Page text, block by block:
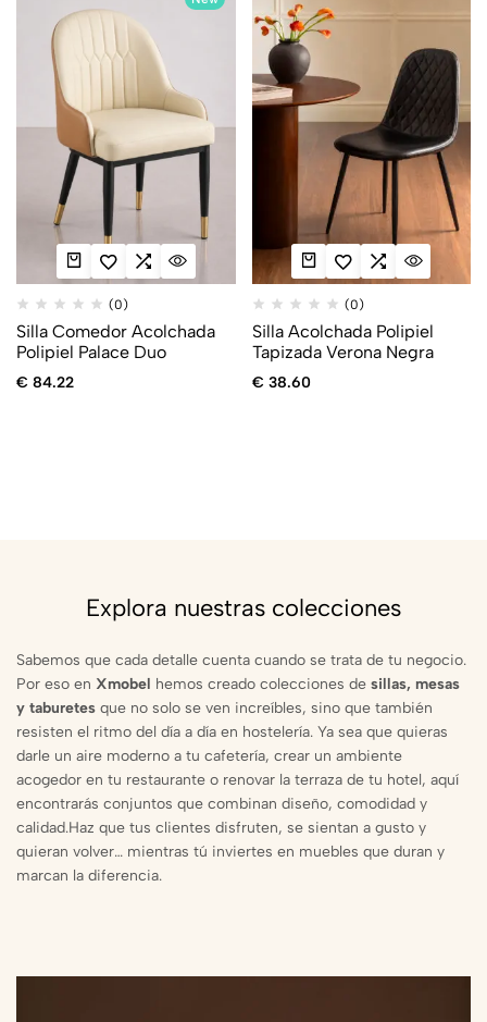
(0)
Silla Comedor Acolchada
Polipiel Palace Duo
€ 84.22
(0)
Silla Acolchada Polipiel
Tapizada Verona Negra
€ 38.60
Explora nuestras colecciones
Sabemos que cada detalle cuenta cuando se trata de tu negocio.
Por eso en Xmobel hemos creado colecciones de sillas, mesas
y taburetes que no solo se ven increíbles, sino que también
resisten el ritmo del día a día en hostelería. Ya sea que quieras
darle un aire moderno a tu cafetería, crear un ambiente
acogedor en tu restaurante o renovar la terraza de tu hotel, aquí
encontrarás conjuntos que combinan diseño, comodidad y
calidad.Haz que tus clientes disfruten, se sientan a gusto y
quieran volver… mientras tú inviertes en muebles que duran y
marcan la diferencia.